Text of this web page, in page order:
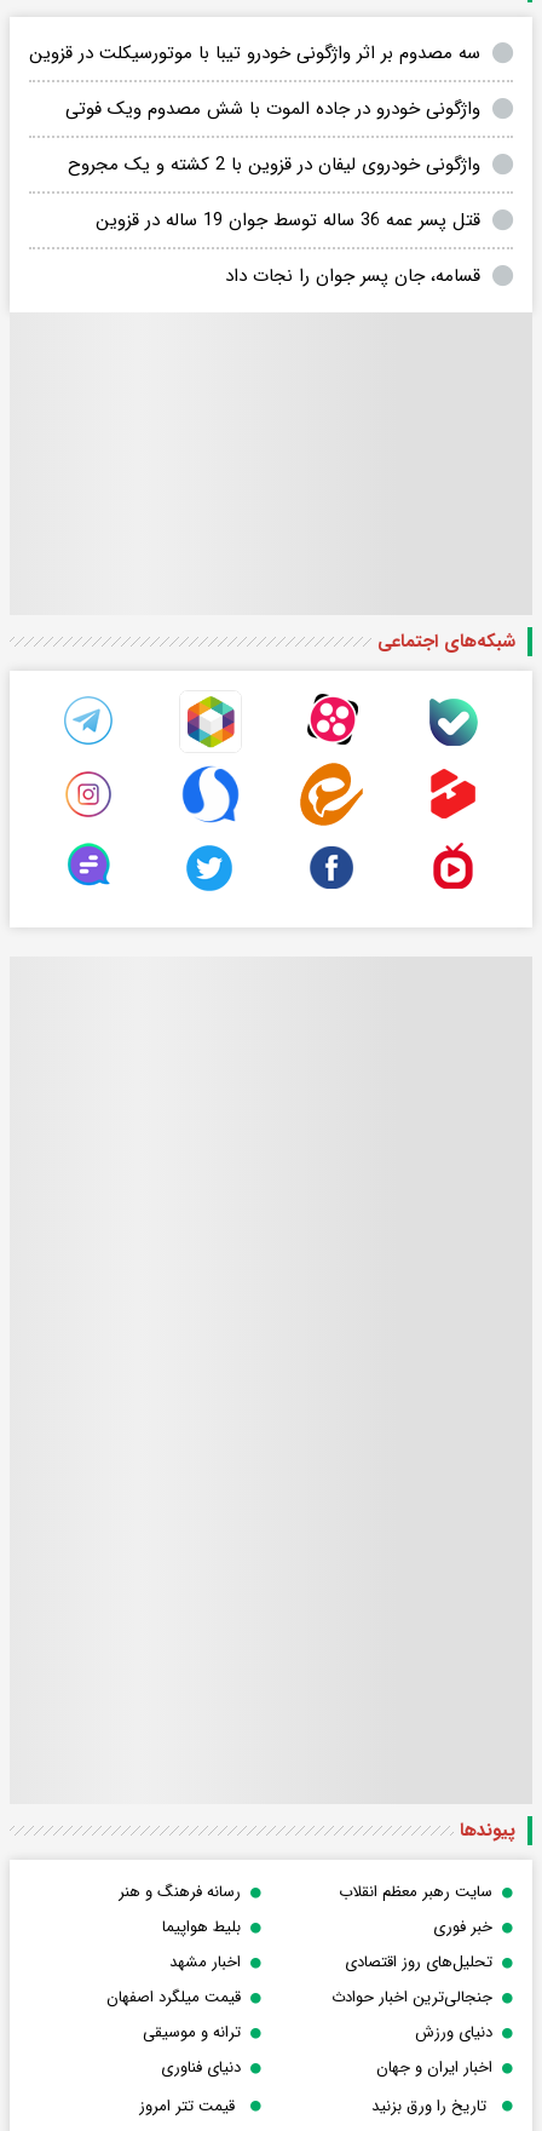
سه مصدوم بر اثر واژگونی خودرو تیبا با موتورسیکلت در قزوین
واژگونی خودرو در جاده الموت با شش مصدوم ویک فوتی
واژگونی خودروی لیفان در قزوین با 2 کشته و یک مجروح
قتل پسر عمه 36 ساله توسط جوان 19 ساله در قزوین
قسامه، جان پسر جوان را نجات داد
شبکه‌های اجتماعی
پیوندها
سایت رهبر معظم انقلاب
رسانه فرهنگ و هنر
خبر فوری
بلیط هواپیما
تحلیل‌های روز اقتصادی
اخبار مشهد
جنجالی‌ترین اخبار حوادث
قیمت میلگرد اصفهان
دنیای ورزش
ترانه و موسیقی
اخبار ایران و جهان
دنیای فناوری
تاریخ را ورق بزنید
قیمت تتر امروز